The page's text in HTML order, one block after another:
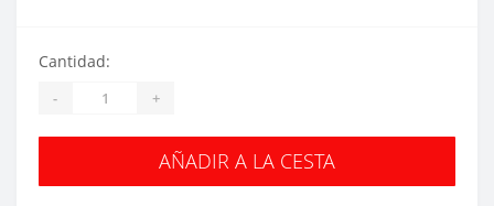
Cantidad:
- +
AÑADIR A LA CESTA